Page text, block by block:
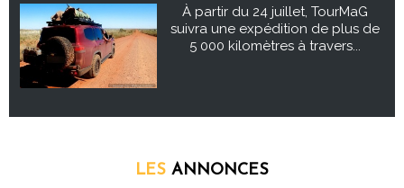
À partir du 24 juillet, TourMaG
suivra une expédition de plus de
5 000 kilomètres à travers...
LES ANNONCES